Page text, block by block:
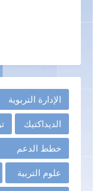
الإدارة التربوية
الديداكتيك
خطط الدعم
علوم التربية